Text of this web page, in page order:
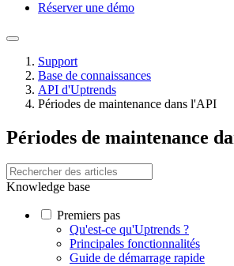
Réserver une démo
Support
Base de connaissances
API d'Uptrends
Périodes de maintenance dans l'API
Périodes de maintenance
Knowledge base
Premiers pas
Qu'est-ce qu'Uptrends ?
Principales fonctionnalités
Guide de démarrage rapide